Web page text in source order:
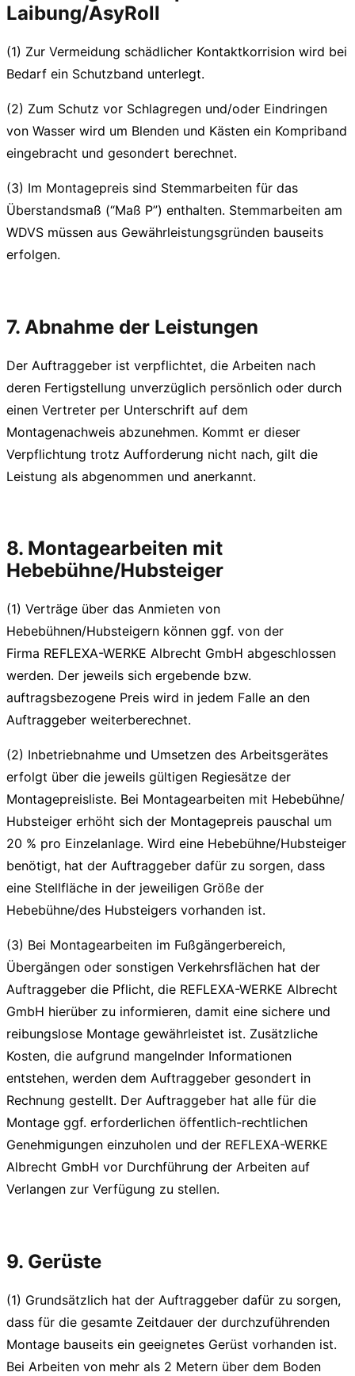
Laibung/AsyRoll
(1) Zur Vermeidung schädlicher Kontaktkorrision wird bei
Bedarf ein Schutzband unterlegt.
(2) Zum Schutz vor Schlagregen und/oder Eindringen
von Wasser wird um Blenden und Kästen ein Kompriband
eingebracht und gesondert berechnet.
(3) Im Montagepreis sind Stemmarbeiten für das
Überstandsmaß (“Maß P”) enthalten. Stemmarbeiten am
WDVS müssen aus Gewährleistungsgründen bauseits
erfolgen.
7. Abnahme der Leistungen
Der Auftraggeber ist verpflichtet, die Arbeiten nach
deren Fertigstellung unverzüglich persönlich oder durch
einen Vertreter per Unterschrift auf dem
Montagenachweis abzunehmen. Kommt er dieser
Verpflichtung trotz Aufforderung nicht nach, gilt die
Leistung als abgenommen und anerkannt.
8. Montagearbeiten mit
Hebebühne/Hubsteiger
(1) Verträge über das Anmieten von
Hebebühnen/Hubsteigern können ggf. von der
Firma REFLEXA-WERKE Albrecht GmbH abgeschlossen
werden. Der jeweils sich ergebende bzw.
auftragsbezogene Preis wird in jedem Falle an den
Auftraggeber weiterberechnet.
(2) Inbetriebnahme und Umsetzen des Arbeitsgerätes
erfolgt über die jeweils gültigen Regiesätze der
Montagepreisliste. Bei Montagearbeiten mit Hebebühne/
Hubsteiger erhöht sich der Montagepreis pauschal um
20 % pro Einzelanlage. Wird eine Hebebühne/Hubsteiger
benötigt, hat der Auftraggeber dafür zu sorgen, dass
eine Stellfläche in der jeweiligen Größe der
Hebebühne/des Hubsteigers vorhanden ist.
(3) Bei Montagearbeiten im Fußgängerbereich,
Übergängen oder sonstigen Verkehrsflächen hat der
Auftraggeber die Pflicht, die REFLEXA-WERKE Albrecht
GmbH hierüber zu informieren, damit eine sichere und
reibungslose Montage gewährleistet ist. Zusätzliche
Kosten, die aufgrund mangelnder Informationen
entstehen, werden dem Auftraggeber gesondert in
Rechnung gestellt. Der Auftraggeber hat alle für die
Montage ggf. erforderlichen öffentlich-rechtlichen
Genehmigungen einzuholen und der REFLEXA-WERKE
Albrecht GmbH vor Durchführung der Arbeiten auf
Verlangen zur Verfügung zu stellen.
9. Gerüste
(1) Grundsätzlich hat der Auftraggeber dafür zu sorgen,
dass für die gesamte Zeitdauer der durchzuführenden
Montage bauseits ein geeignetes Gerüst vorhanden ist.
Bei Arbeiten von mehr als 2 Metern über dem Boden